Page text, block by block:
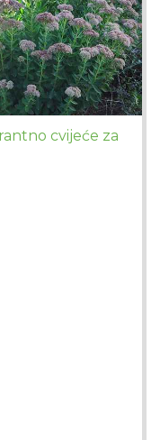
cvijeće za